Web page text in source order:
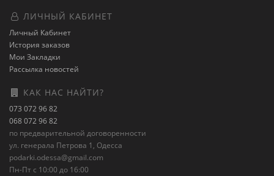
ЛИЧНЫЙ КАБИНЕТ
Личный Кабинет
История заказов
Мои Закладки
Рассылка новостей
КАК НАС НАЙТИ?
073 072 96 82
068 072 96 82
по предварительной договоренности
ул. генерала Петрова 1, Одесса
podarki.odessa@gmail.com
Пн-Пт с 10:00 до 16:00